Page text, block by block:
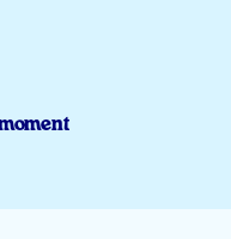
precies goed de smaak.